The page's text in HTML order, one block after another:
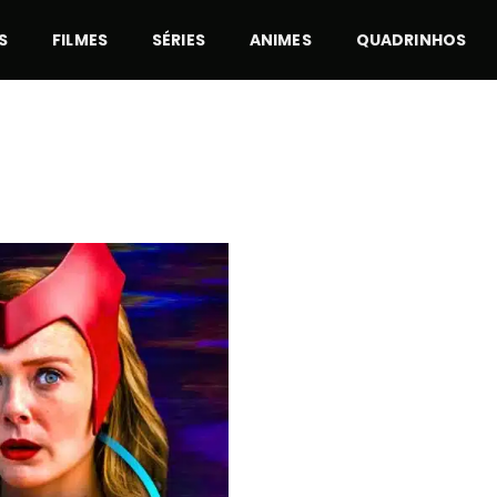
FILMES SÉRIES ANIMES QUADRINHOS